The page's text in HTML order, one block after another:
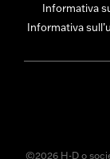
Informativa
Informativa
©2026 H-D o